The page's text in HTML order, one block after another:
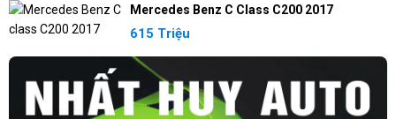
Mercedes Benz C Class C200 2017
615 Triệu